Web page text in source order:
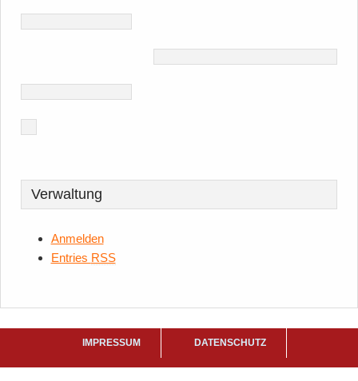
Verwaltung
Anmelden
Entries RSS
IMPRESSUM DATENSCHUTZ